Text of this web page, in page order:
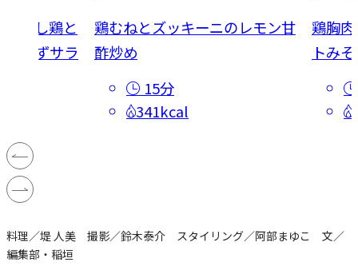
蒸し鶏と
おかずサラ
鶏むねとズッキーニのレモン甘
酢炒め
15分
341kcal
鶏胸
トみ
料理／堤 人美 撮影／鈴木泰介 スタイリング／阿部まゆこ 文／
編集部・稲垣